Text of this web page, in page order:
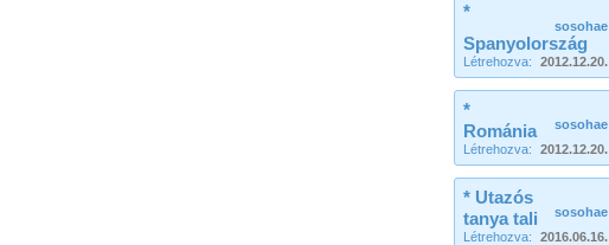
sosohae
*
Spanyolország
Létrehozva: 2012.12.20.
sosohae
*
Románia
Létrehozva: 2012.12.20.
sosohae
* Utazós
tanya tali
Létrehozva: 2016.06.16.